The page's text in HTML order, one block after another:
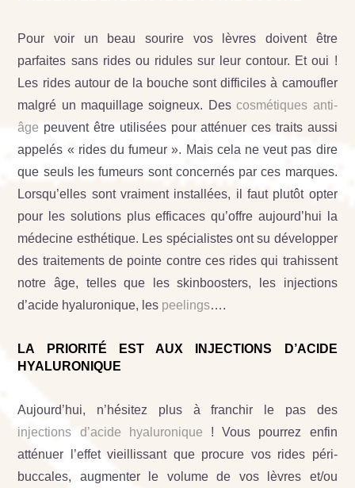
Pour voir un beau sourire vos lèvres doivent être
parfaites sans rides ou ridules sur leur contour. Et oui !
Les rides autour de la bouche sont difficiles à camoufler
malgré un maquillage soigneux. Descosmétiques anti-
âge peuvent être utilisées pour atténuer ces traits aussi
appelés « rides du fumeur ». Mais cela ne veut pas dire
que seuls les fumeurs sont concernés par ces marques.
Lorsqu’elles sont vraiment installées, il faut plutôt opter
pour les solutions plus efficaces qu’offre aujourd’hui la
médecine esthétique. Les spécialistes ont su développer
des traitements de pointe contre ces rides qui trahissent
notre âge, telles que les skinboosters, les injections
d’acide hyaluronique, les peelings….
LA PRIORITÉ EST AUX INJECTIONS D’ACIDE
HYALURONIQUE
Aujourd’hui, n’hésitez plus à franchir le pas des
injections d’acide hyaluronique ! Vous pourrez enfin
atténuer l’effet vieillissant que procure vos rides péri-
buccales, augmenter le volume de vos lèvres et/ou